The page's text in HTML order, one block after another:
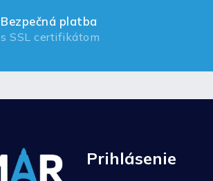
Bezpečná platba
s SSL certifikátom
Prihlásenie